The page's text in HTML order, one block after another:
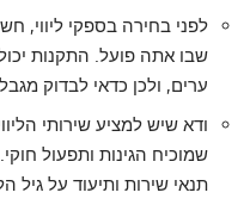
לפני בחירה בספקי ליווי,
שבו אתה פועל. התקנות
ערים, ולכן כדאי לבדוק
ודא שיש למציע שירותי
שמוכיח הגינות ותפעול
תנאי שירות ותיעוד על גיל